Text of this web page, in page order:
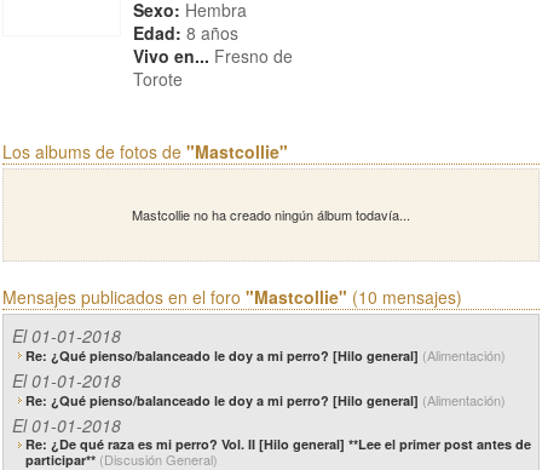
Sexo: Hembra
Edad: 8 años
Vivo en... Fresno de
Torote
Los albums de fotos de "Mastcollie"
Mastcollie no ha creado ningún álbum todavía...
Mensajes publicados en el foro "Mastcollie" (10 mensajes)
El 01-01-2018
Re: ¿Qué pienso/balanceado le doy a mi perro? [Hilo general] (Alimentación)
El 01-01-2018
Re: ¿Qué pienso/balanceado le doy a mi perro? [Hilo general] (Alimentación)
El 01-01-2018
Re: ¿De qué raza es mi perro? Vol. II [Hilo general] **Lee el primer post antes de
participar** (Discusión General)